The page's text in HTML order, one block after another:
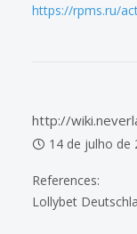
https://rpms.ru/
http://
14 de julho de
References:
Lollybet